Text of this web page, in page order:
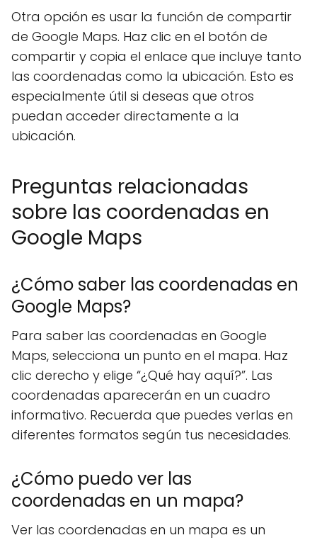
Otra opción es usar la función de compartir
de Google Maps. Haz clic en el botón de
compartir y copia el enlace que incluye tanto
las coordenadas como la ubicación. Esto es
especialmente útil si deseas que otros
puedan acceder directamente a la
ubicación.
Preguntas relacionadas
sobre las coordenadas en
Google Maps
¿Cómo saber las coordenadas en
Google Maps?
Para saber las coordenadas en Google
Maps, selecciona un punto en el mapa. Haz
clic derecho y elige “¿Qué hay aquí?”. Las
coordenadas aparecerán en un cuadro
informativo. Recuerda que puedes verlas en
diferentes formatos según tus necesidades.
¿Cómo puedo ver las
coordenadas en un mapa?
Ver las coordenadas en un mapa es un